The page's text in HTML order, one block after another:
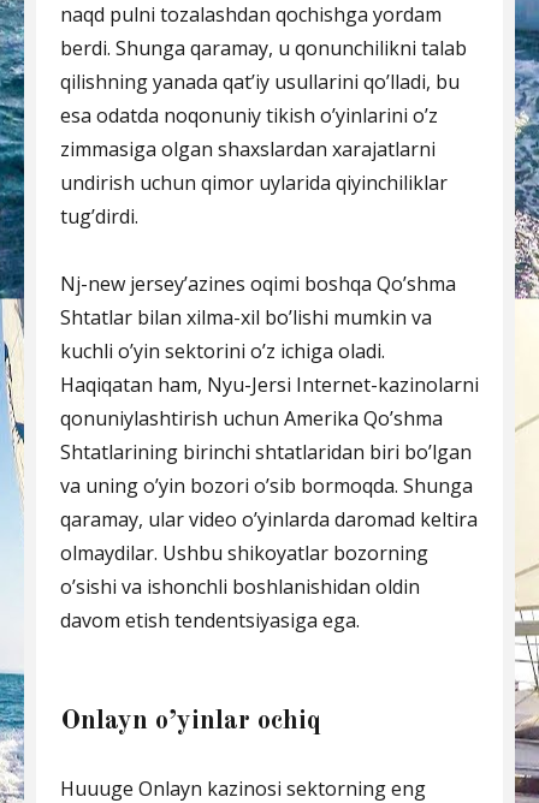
naqd pulni tozalashdan qochishga yordam
berdi. Shunga qaramay, u qonunchilikni talab
qilishning yanada qat’iy usullarini qo’lladi, bu
esa odatda noqonuniy tikish o’yinlarini o’z
zimmasiga olgan shaxslardan xarajatlarni
undirish uchun qimor uylarida qiyinchiliklar
tug’dirdi.
Nj-new jersey’azines oqimi boshqa Qo’shma
Shtatlar bilan xilma-xil bo’lishi mumkin va
kuchli o’yin sektorini o’z ichiga oladi.
Haqiqatan ham, Nyu-Jersi Internet-kazinolarni
qonuniylashtirish uchun Amerika Qo’shma
Shtatlarining birinchi shtatlaridan biri bo’lgan
va uning o’yin bozori o’sib bormoqda. Shunga
qaramay, ular video o’yinlarda daromad keltira
olmaydilar. Ushbu shikoyatlar bozorning
o’sishi va ishonchli boshlanishidan oldin
davom etish tendentsiyasiga ega.
Onlayn o’yinlar ochiq
Huuuge Onlayn kazinosi sektorning eng